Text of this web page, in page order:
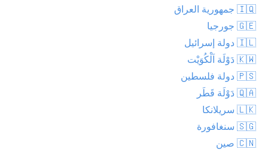
🇮🇶 جمهورية العراق
🇬🇪 جورجيا
🇮🇱 دولة إسرائيل
🇰🇼 دَوْلَة اَلْكُوَيْت
🇵🇸 دولة فلسطين
🇶🇦 دَوْلَة قَطَر
🇱🇰 سريلانكا
🇸🇬 سنغافورة
🇨🇳 صين